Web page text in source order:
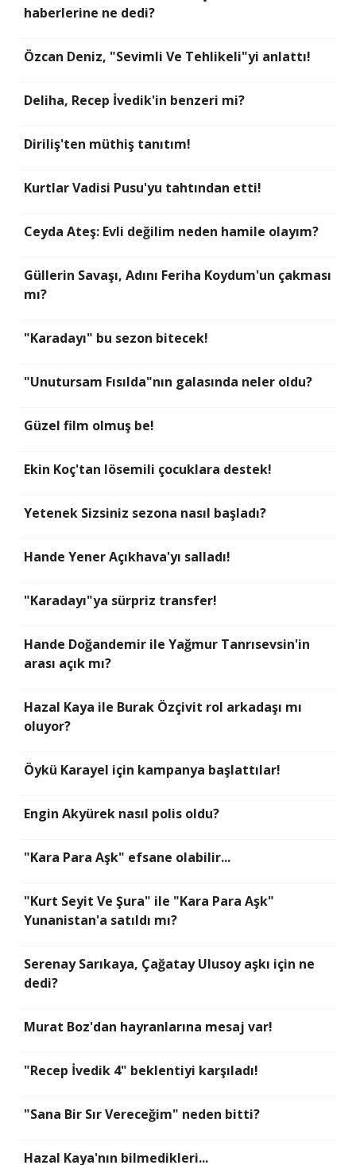
haberlerine ne dedi?
Özcan Deniz, "Sevimli Ve Tehlikeli"yi anlattı!
Deliha, Recep İvedik'in benzeri mi?
Diriliş'ten müthiş tanıtım!
Kurtlar Vadisi Pusu'yu tahtından etti!
Ceyda Ateş: Evli değilim neden hamile olayım?
Güllerin Savaşı, Adını Feriha Koydum'un çakması
mı?
"Karadayı" bu sezon bitecek!
"Unutursam Fısılda"nın galasında neler oldu?
Güzel film olmuş be!
Ekin Koç'tan lösemili çocuklara destek!
Yetenek Sizsiniz sezona nasıl başladı?
Hande Yener Açıkhava'yı salladı!
"Karadayı"ya sürpriz transfer!
Hande Doğandemir ile Yağmur Tanrısevsin'in
arası açık mı?
Hazal Kaya ile Burak Özçivit rol arkadaşı mı
oluyor?
Öykü Karayel için kampanya başlattılar!
Engin Akyürek nasıl polis oldu?
"Kara Para Aşk" efsane olabilir...
"Kurt Seyit Ve Şura" ile "Kara Para Aşk"
Yunanistan'a satıldı mı?
Serenay Sarıkaya, Çağatay Ulusoy aşkı için ne
dedi?
Murat Boz'dan hayranlarına mesaj var!
"Recep İvedik 4" beklentiyi karşıladı!
"Sana Bir Sır Vereceğim" neden bitti?
Hazal Kaya'nın bilmedikleri...